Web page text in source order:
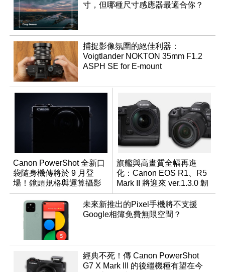
寸，但哪種尺寸感應器最適合你？
捕捉影像氛圍的絕佳利器：
Voigtlander NOKTON 35mm F1.2
ASPH SE for E-mount
Canon PowerShot 全新口
袋隨身機傳將於 9 月登
場！鏡頭規格與運算攝影
升級成為焦點
旗艦與高畫質全幅再進
化：Canon EOS R1、R5
Mark II 將迎來 ver.1.3.0 韌
體更新
未來新推出的Pixel手機將不支援
Google相簿免費無限空間？
經典不死！傳 Canon PowerShot
G7 X Mark III 的後繼機種有望在今